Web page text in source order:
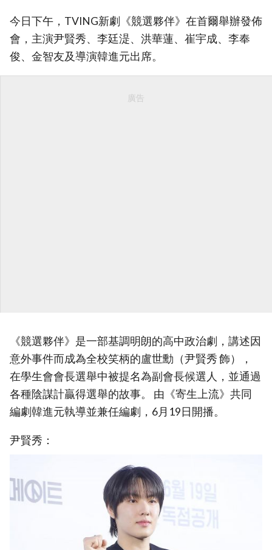
今日下午，TVING新劇《競選夥伴》在首爾舉辦發佈
會，主演尹賢秀、李廷湜、洪華蓮、崔宇成、李奉
俊、金智友及導演韓進元出席。
廣告
《競選夥伴》是一部基調明朗的高中政治劇，講述因
意外事件而成為全校笑柄的盧世勳（尹賢秀 飾），
在學生會會長選舉中被提名為副會長候選人，並通過
各種陰謀計贏得選舉的故事。 由《寄生上流》共同
編劇韓進元執導並兼任編劇，6月19日開播。
尹賢秀：